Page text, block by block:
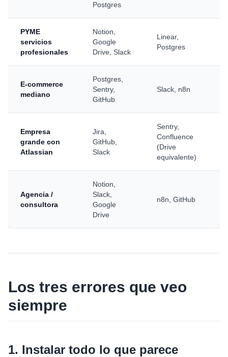
Postgres
PYME
servicios
profesionales
Notion,
Google
Drive, Slack
Linear,
Postgres
E-commerce
mediano
Postgres,
Sentry,
GitHub
Slack, n8n
Empresa
grande con
Atlassian
Jira,
GitHub,
Slack
Sentry,
Confluence
(Drive
equivalente)
Agencia /
consultora
Notion,
Slack,
Google
Drive
n8n, GitHub
Los tres errores que veo
siempre
1. Instalar todo lo que parece